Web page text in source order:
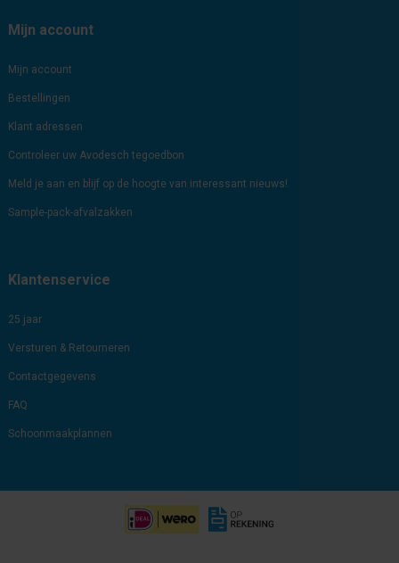
Mijn account
Mijn account
Bestellingen
Klant adressen
Controleer uw Avodesch tegoedbon
Meld je aan en blijf op de hoogte van interessant nieuws!
Sample-pack-afvalzakken
Klantenservice
25 jaar
Versturen & Retourneren
Contactgegevens
FAQ
Schoonmaakplannen